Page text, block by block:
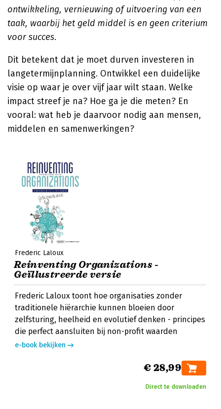
ontwikkeling, vernieuwing of uitvoering van een
taak, waarbij het geld middel is en geen criterium
voor succes.
Dit betekent dat je moet durven investeren in
langetermijnplanning. Ontwikkel een duidelijke
visie op waar je over vijf jaar wilt staan. Welke
impact streef je na? Hoe ga je die meten? En
vooral: wat heb je daarvoor nodig aan mensen,
middelen en samenwerkingen?
Frederic Laloux
Reinventing Organizations -
Geïllustreerde versie
Frederic Laloux toont hoe organisaties zonder
traditionele hiërarchie kunnen bloeien door
zelfsturing, heelheid en evolutief denken - principes
die perfect aansluiten bij non-profit waarden
e-book bekijken
€ 28,99
Direct te downloaden